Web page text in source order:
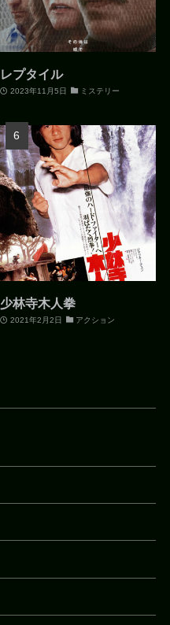
レプタイル
2023年11月5日 ミステリー
少林寺木人拳
2021年2月2日 アクション